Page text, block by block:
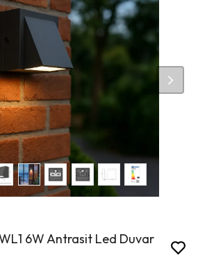
6W Antrasit Led Duvar